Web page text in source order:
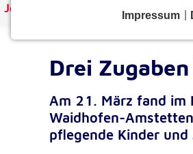
Johanniter Österreich Aktuelles
Drei
Am 21. März fand im
Waidhofen-
pflegende Kinder und
Notwendige Cookies
und sind für die einwandfreie
erforderlich.
Google Analytics Opt-Out-
Name: gaOptout
Impressum